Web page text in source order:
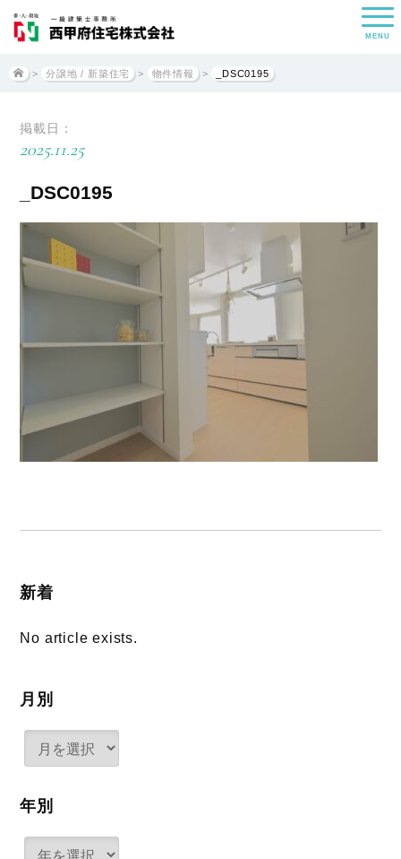
MENU
> 分譲地 / 新築住宅 > 物件情報 > _DSC0195
掲載日：
2025.11.25
_DSC0195
新着
No article exists.
月別
年別